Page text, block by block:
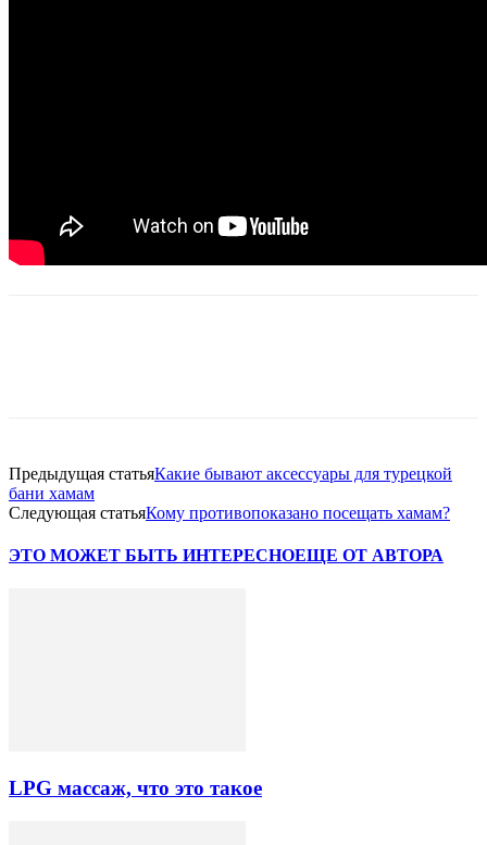
Предыдущая статьяКакие бывают аксессуары для турецкой
бани хамам
Следующая статьяКому противопоказано посещать хамам?
ЭТО МОЖЕТ БЫТЬ ИНТЕРЕСНОЕЩЕ ОТ АВТОРА
LPG массаж, что это такое